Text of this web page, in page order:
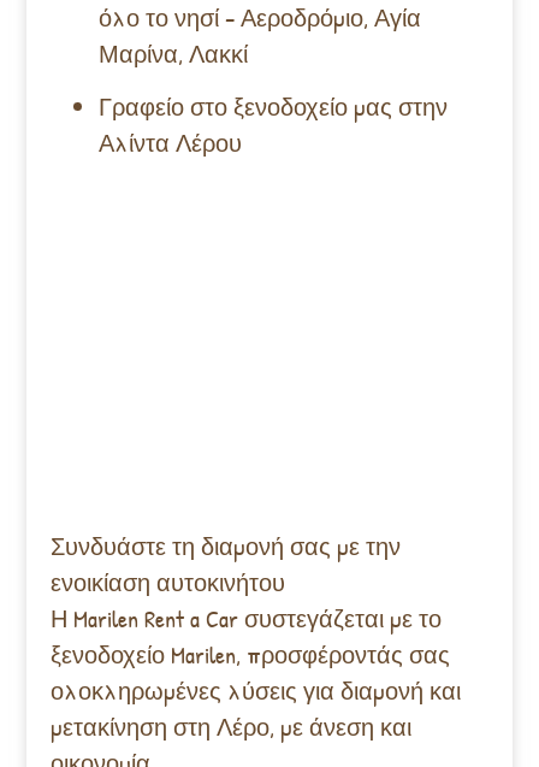
όλο το νησί – Αεροδρόμιο, Αγία
Μαρίνα, Λακκί
Γραφείο στο ξενοδοχείο μας στην
Αλίντα Λέρου
Συνδυάστε τη διαμονή σας με την
ενοικίαση αυτοκινήτου
Η Marilen Rent a Car συστεγάζεται με το
ξενοδοχείο Marilen, προσφέροντάς σας
ολοκληρωμένες λύσεις για διαμονή και
μετακίνηση στη Λέρο, με άνεση και